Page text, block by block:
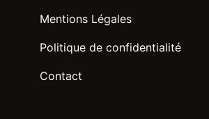
Mentions Légales
Politique de confidentialité
Contact